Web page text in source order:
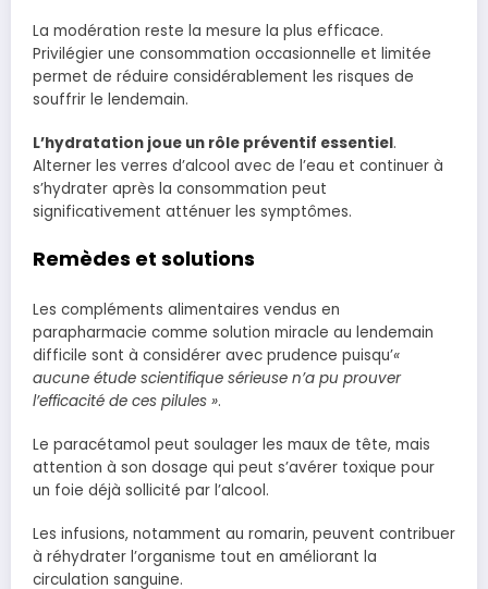
La modération reste la mesure la plus efficace.
Privilégier une consommation occasionnelle et limitée
permet de réduire considérablement les risques de
souffrir le lendemain.
L’hydratation joue un rôle préventif essentiel.
Alterner les verres d’alcool avec de l’eau et continuer à
s’hydrater après la consommation peut
significativement atténuer les symptômes.
Remèdes et solutions
Les compléments alimentaires vendus en
parapharmacie comme solution miracle au lendemain
difficile sont à considérer avec prudence puisqu’«
aucune étude scientifique sérieuse n’a pu prouver
l’efficacité de ces pilules ».
Le paracétamol peut soulager les maux de tête, mais
attention à son dosage qui peut s’avérer toxique pour
un foie déjà sollicité par l’alcool.
Les infusions, notamment au romarin, peuvent contribuer
à réhydrater l’organisme tout en améliorant la
circulation sanguine.